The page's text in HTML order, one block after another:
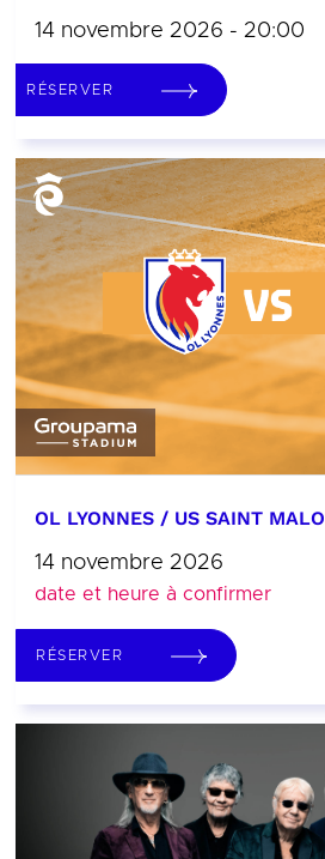
14 novembre 2026 - 20:00
RÉSERVER
OL LYONNES / US SAINT MALO
14 novembre 2026
date et heure à confirmer
RÉSERVER